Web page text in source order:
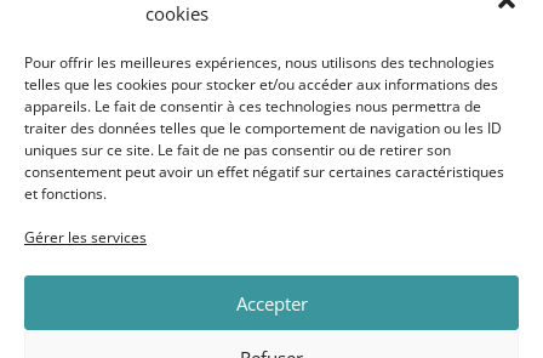
cookies
Pour offrir les meilleures expériences, nous utilisons des technologies
telles que les cookies pour stocker et/ou accéder aux informations des
appareils. Le fait de consentir à ces technologies nous permettra de
traiter des données telles que le comportement de navigation ou les ID
uniques sur ce site. Le fait de ne pas consentir ou de retirer son
consentement peut avoir un effet négatif sur certaines caractéristiques
et fonctions.
Gérer les services
Accepter
Catégories
Actu
Uncategorized
Méta
Connexion
Flux des commentaires